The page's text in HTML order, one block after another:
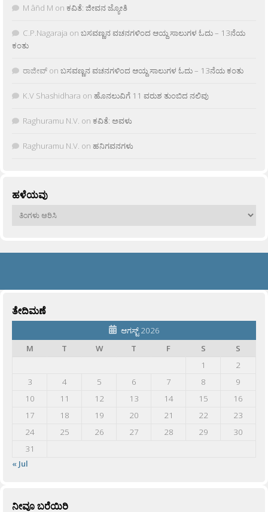
M âñd M on ಕವಿತೆ: ಜೀವನ ಜ್ಯೋತಿ
C.P.Nagaraja on ಬಸವಣ್ಣನ ವಚನಗಳಿಂದ ಆಯ್ದ ಸಾಲುಗಳ ಓದು – 13ನೆಯ
ಕಂತು
ರಾಜೀವ್ on ಬಸವಣ್ಣನ ವಚನಗಳಿಂದ ಆಯ್ದ ಸಾಲುಗಳ ಓದು – 13ನೆಯ ಕಂತು
K.V Shashidhara on ಹೊನಲುವಿಗೆ 11 ವರುಶ ತುಂಬಿದ ನಲಿವು
Raghuramu N.V. on ಕವಿತೆ: ಅವಳು
Raghuramu N.V. on ಹನಿಗವನಗಳು
ಹಳೆಯವು
ಹಳೆಯವು
ತೇದಿಮಣೆ
ಆಗಸ್ಟ್ 2026
M
T W T F S
S
1
2
3
4 5 6 7 8
9
10
11 12 13 14 15
16
17
18 19 20 21 22
23
24
25 26 27 28 29
30
31
« Jul
ನೀವೂ ಬರೆಯಿರಿ